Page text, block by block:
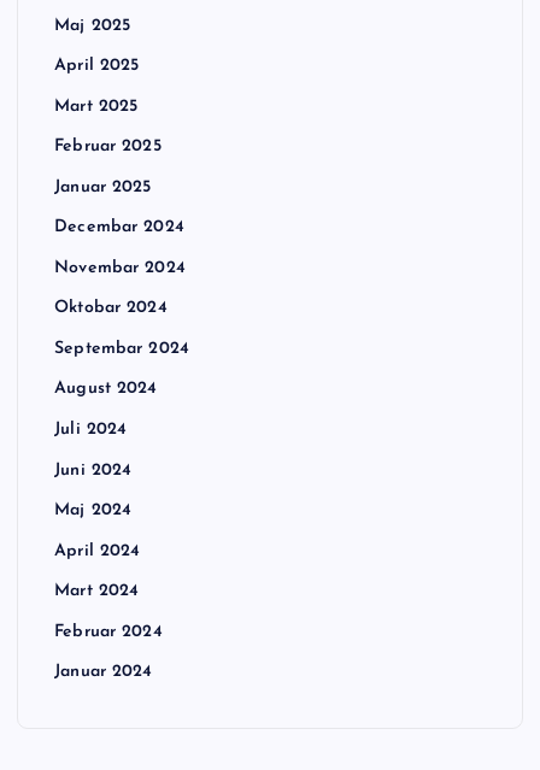
Maj 2025
April 2025
Mart 2025
Februar 2025
Januar 2025
Decembar 2024
Novembar 2024
Oktobar 2024
Septembar 2024
August 2024
Juli 2024
Juni 2024
Maj 2024
April 2024
Mart 2024
Februar 2024
Januar 2024